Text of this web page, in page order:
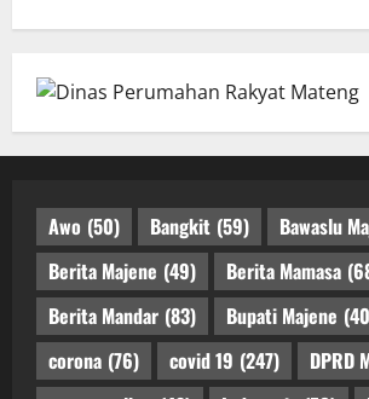
Awo (50) Bangkit (59) Bawaslu
Berita Majene (49) Berita Mamasa
Berita Mandar (83) Bupati Majene
corona (76) covid 19 (247) DPRD